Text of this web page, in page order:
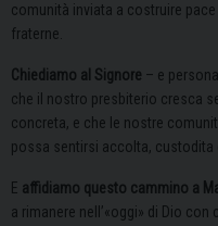
comunità inviata a costruire
fraterne.
Chiediamo al Signore – e
che il nostro presbiterio cresca
concreta, e che le nostre
possa sentirsi accolta, custodita
E affidiamo questo cammino a
a rimanere nell’«oggi» di Dio